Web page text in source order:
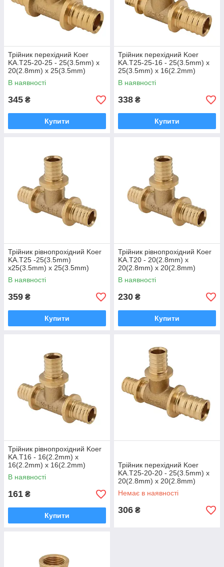
Трійник перехідний Koer
KA.T25-20-25 - 25(3.5mm) x
20(2.8mm) x 25(3.5mm)
(KR4892)
В наявності
345 ₴
Купити
Трійник перехідний Koer
KA.T25-25-16 - 25(3.5mm) x
25(3.5mm) x 16(2.2mm)
(KR4893)
В наявності
338 ₴
Купити
Трійник рівнопрохідний Koer
KA.T25 -25(3.5mm)
x25(3.5mm) x 25(3.5mm)
(KR4886)
В наявності
359 ₴
Купити
Трійник рівнопрохідний Koer
KA.T20 - 20(2.8mm) x
20(2.8mm) x 20(2.8mm)
(KR4885)
В наявності
230 ₴
Купити
Трійник рівнопрохідний Koer
KA.T16 - 16(2.2mm) x
16(2.2mm) x 16(2.2mm)
(KR4884)
В наявності
161 ₴
Купити
Трійник перехідний Koer
KA.T25-20-20 - 25(3.5mm) x
20(2.8mm) x 20(2.8mm)
(KR4891)
Немає в наявності
306 ₴